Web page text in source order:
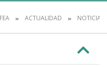
ACTUALIDAD NOTICIAS